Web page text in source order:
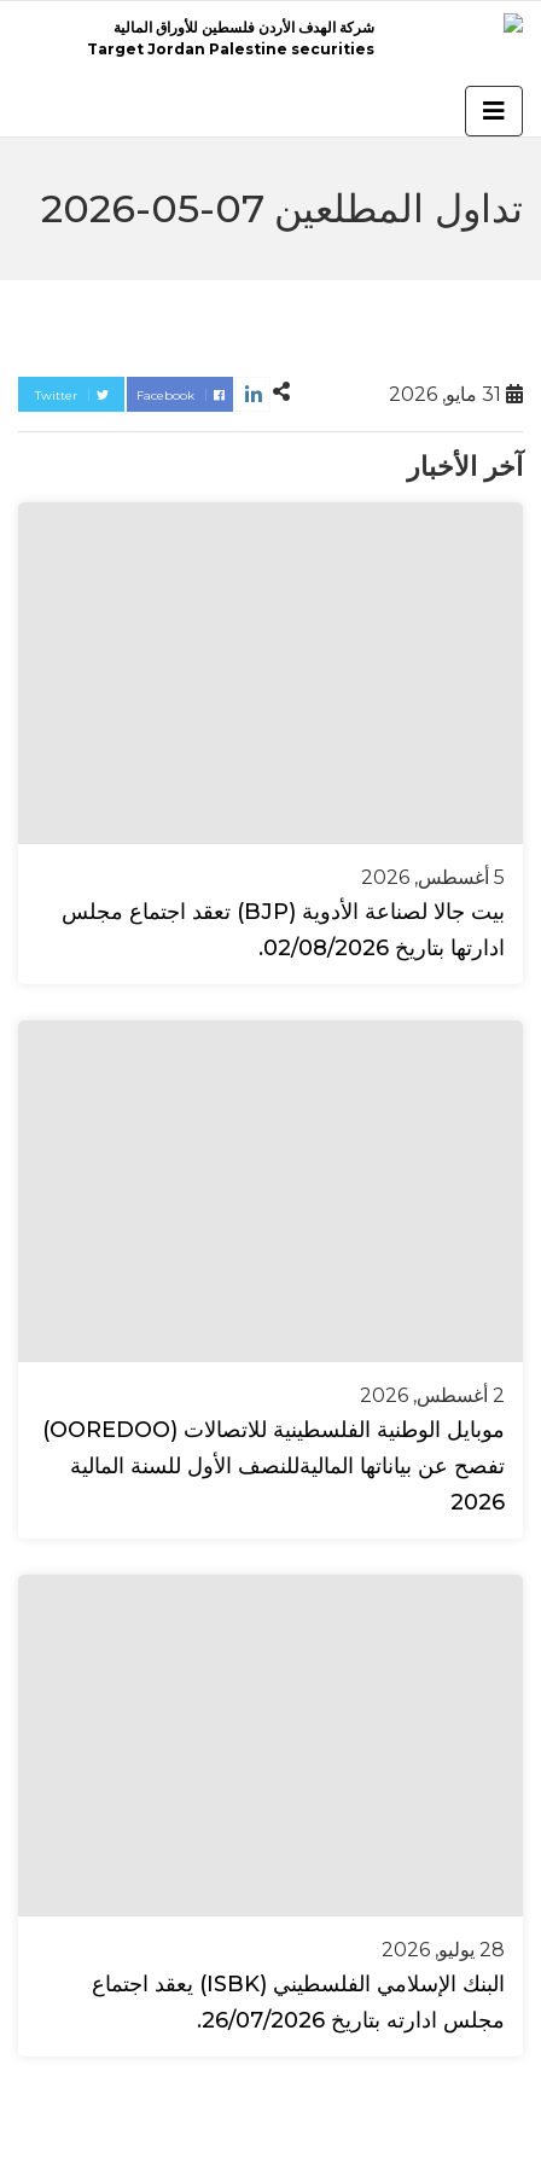
شركة الهدف الأردن فلسطين للأوراق المالية
Target Jordan Palestine securities
تداول المطلعين 07-05-2026
Twitter Facebook
آخر الأخبار
5 أغسطس, 2026
بيت جالا لصناعة الأدوية (BJP) تعقد اجتماع مجلس
ادارتها بتاريخ 02/08/2026.
2 أغسطس, 2026
موبايل الوطنية الفلسطينية للاتصالات (OOREDOO)
تفصح عن بياناتها الماليةللنصف الأول للسنة المالية
2026
28 يوليو, 2026
البنك الإسلامي الفلسطيني (ISBK) يعقد اجتماع
مجلس ادارته بتاريخ 26/07/2026.